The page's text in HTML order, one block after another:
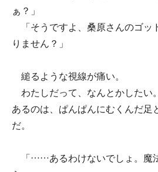
ぁ？」
「そうですよ、桑原さんのゴッ
りません？」
縋るような視線が痛い。
わたしだって、なんとかしたい
あるのは、ぱんぱんにむくんだ足
だ。
「……あるわけないでしょ。魔